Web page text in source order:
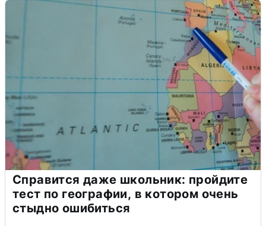
Справится даже школьник: пройдите
тест по географии, в котором очень
стыдно ошибиться